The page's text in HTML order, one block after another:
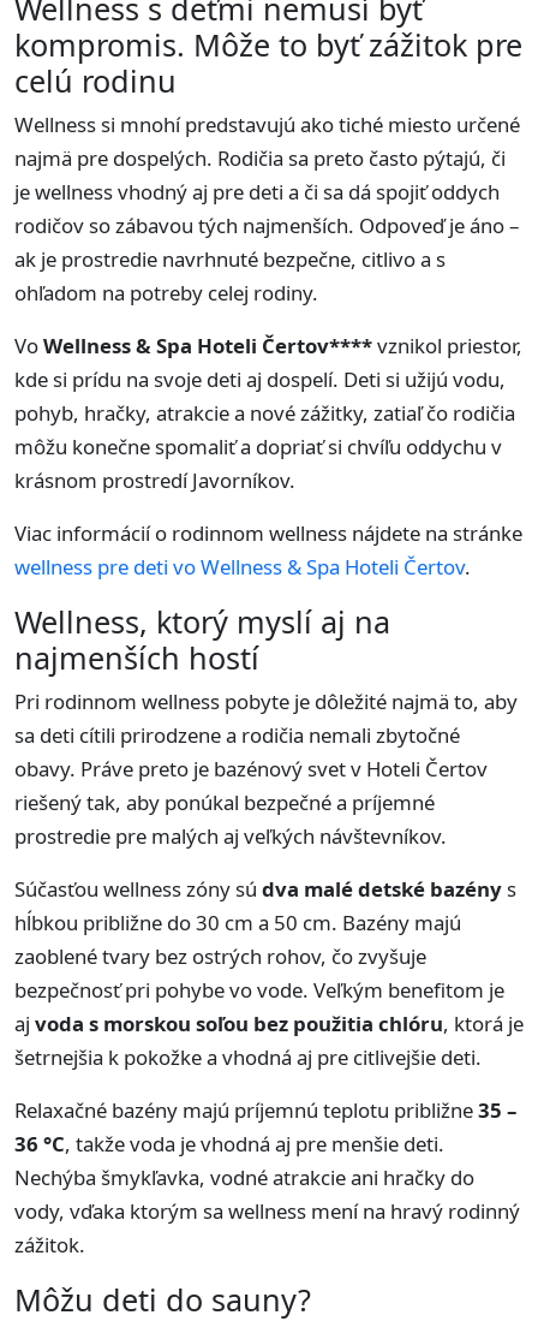
kompromis. Môže to byť zážitok pre
celú rodinu
Wellness si mnohí predstavujú ako tiché miesto určené
najmä pre dospelých. Rodičia sa preto často pýtajú, či
je wellness vhodný aj pre deti a či sa dá spojiť oddych
rodičov so zábavou tých najmenších. Odpoveď je áno –
ak je prostredie navrhnuté bezpečne, citlivo a s
ohľadom na potreby celej rodiny.
VoWellness & Spa Hoteli Čertov****vznikol priestor,
kde si prídu na svoje deti aj dospelí. Deti si užijú vodu,
pohyb, hračky, atrakcie a nové zážitky, zatiaľ čo rodičia
môžu konečne spomaliť a dopriať si chvíľu oddychu v
krásnom prostredí Javorníkov.
Viac informácií o rodinnom wellness nájdete na stránke
wellness pre deti vo Wellness & Spa Hoteli Čertov.
Wellness, ktorý myslí aj na
najmenších hostí
Pri rodinnom wellness pobyte je dôležité najmä to, aby
sa deti cítili prirodzene a rodičia nemali zbytočné
obavy. Práve preto je bazénový svet v Hoteli Čertov
riešený tak, aby ponúkal bezpečné a príjemné
prostredie pre malých aj veľkých návštevníkov.
Súčasťou wellness zóny sú dva malé detské bazénys
hĺbkou približne do 30 cm a 50 cm. Bazény majú
zaoblené tvary bez ostrých rohov, čo zvyšuje
bezpečnosť pri pohybe vo vode. Veľkým benefitom je
aj voda s morskou soľou bez použitia chlóru, ktorá je
šetrnejšia k pokožke a vhodná aj pre citlivejšie deti.
Relaxačné bazény majú príjemnú teplotu približne35 –
36 °C, takže voda je vhodná aj pre menšie deti.
Nechýba šmykľavka, vodné atrakcie ani hračky do
vody, vďaka ktorým sa wellness mení na hravý rodinný
zážitok.
Môžu deti do sauny?